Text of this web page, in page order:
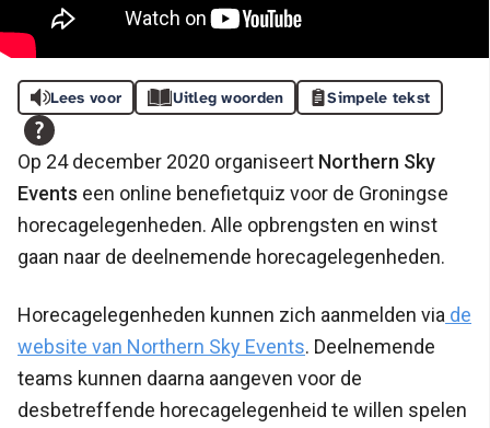
Lees voor Uitleg woorden Simpele tekst
Op 24 december 2020 organiseert Northern Sky
Events een online benefietquiz voor de Groningse
horecagelegenheden. Alle opbrengsten en winst
gaan naar de deelnemende horecagelegenheden.
Horecagelegenheden kunnen zich aanmelden via de
website van Northern Sky Events. Deelnemende
teams kunnen daarna aangeven voor de
desbetreffende horecagelegenheid te willen spelen